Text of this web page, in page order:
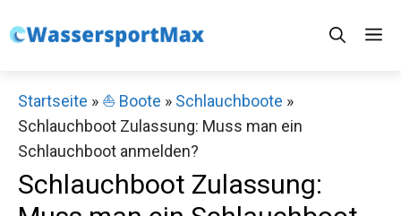
Inhalt
Startseite » ⛵️ Boote » Schlauchboote »
Schlauchboot Zulassung: Muss man ein
Schlauchboot anmelden?
Schlauchboot Zulassung: